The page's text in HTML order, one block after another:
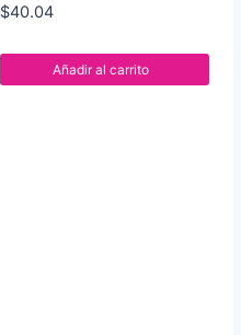
$40.04
Añadir al carrito